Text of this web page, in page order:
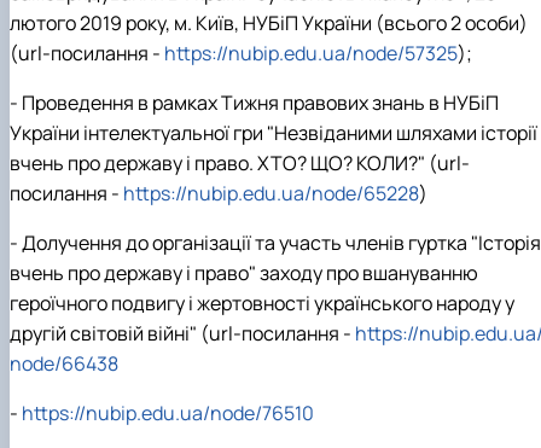
Іноземні мови
Працевлаштування
Їдальні та буфети
Студентські квитки
Центр вивчення мов
Психологічна підтримка
Інклюзивне середовище
Рада молодих вчених
Наукові школи
Стартап школа НУБіП України
Методичні рекомендації, пам'ятки
Форми документів
Патентно-ліцензійна діяльність
ЦКНО «Агропромисловий комплекс, лісове і
садово-паркове господарство, ветеринарна
медицина»
Обладнання НУБіП України
Біоетична комісія
Наукові видання
Досліднику та автору
Звіт про проведення НТЗ
Наукові журнали НУБіП України
Наукові журнали НУБіП України (English)
Пам'ятка про проведення науково-
заходів
проведення НТЗ
Результати науково-технічних заходів
Монографії
Наука для бізнесу
Каталог наукових послуг
«SEB-2024»
«SEB-2025»
Наглядова рада
Рада роботодавців
Благодійний фонд «Голосіївська ініціатива
Історія університету
Видатні випускники та працівники
Звіт ректора
Пам'яті захисників України
Почесні доктори і професори НУБіП України
Пресслужба
Університетський кур'єр
Вибори ректора
ініціатива – 2025»
Доступ до публічної інформації
Державні закупівлі
Офіційна символіка
Антикорупційні заходи
Уповноважена особа з питань запобігання
виявлення корупції
Положення про антикорупційного
уповноваженого НУБіП України
Нормативно-правові акти НУБіП України
Інформаційні ресурси НАЗК
Методичні роз’яснення НАЗК
Антикорупційні заходи
Гендерна радниця
Контактна інформація
лютого 2019 року, м. Київ, НУБіП України (всього 2 особи)
(url-посилання - https://nubip.edu.ua/node/57325);
- Проведення в рамках Тижня правових знань в НУБіП
України інтелектуальної гри "Незвіданими шляхами історії
вчень про державу і право. ХТО? ЩО? КОЛИ?" (url-
посилання - https://nubip.edu.ua/node/65228)
- Долучення до організації та участь членів гуртка "Історія
вчень про державу і право" заходу про вшануванню
героїчного подвигу і жертовності українського народу у
другій світовій війні" (url-посилання - https://
node/66438
- https://nubip.edu.ua/node/76510